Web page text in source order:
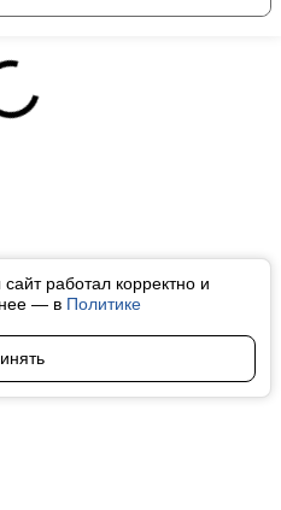
работал корректно и
— в Политике